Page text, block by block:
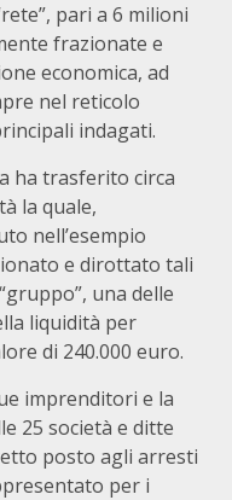
pari a 6 milioni
frazionate e
economica, ad
nel reticolo
indagati.
ha trasferito circa
la quale,
nell’esempio
e dirottato tali
una delle
liquidità per
di 240.000 euro.
imprenditori e la
25 società e ditte
posto agli arresti
per i